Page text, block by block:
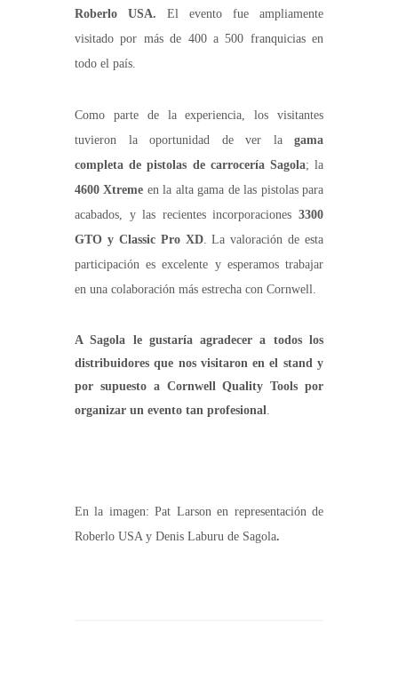
Roberlo USA. El evento fue ampliamente
visitado por más de 400 a 500 franquicias en
todo el país.
Como parte de la experiencia, los visitantes
tuvieron la oportunidad de ver la gama
completa de pistolas de carrocería Sagola; la
4600 Xtreme en la alta gama de las pistolas para
acabados, y las recientes incorporaciones 3300
GTO y Classic Pro XD. La valoración de esta
participación es excelente y esperamos trabajar
en una colaboración más estrecha con Cornwell.
A Sagola le gustaría agradecer a todos los
distribuidores que nos visitaron en el stand y
por supuesto a Cornwell Quality Tools por
organizar un evento tan profesional.
En la imagen: Pat Larson en representación de
Roberlo USA y Denis Laburu de Sagola.